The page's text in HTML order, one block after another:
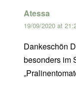
Atessa
19/09/2020 at
Dankeschön
besonders im